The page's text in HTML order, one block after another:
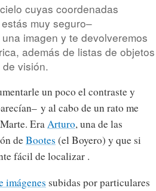
cuyas coordenadas
muy seguro–
imagen y te devolveremos
además de listas de objetos
visión.
un poco el contraste y
y al cabo de un rato me
EraArturo, una de las
deBootes (el Boyero) y que si
fácil de localizar .
imágenes subidas por particulares